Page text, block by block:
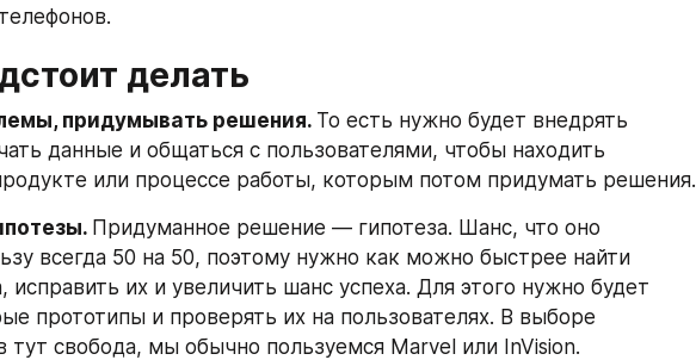
делать
придумывать решения. То есть нужно будет внедрять
данные и общаться с пользователями, чтобы находить
или процессе работы, которым потом придумать решения.
Придуманное решение — гипотеза. Шанс, что оно
всегда 50 на 50, поэтому нужно как можно быстрее найти
исправить их и увеличить шанс успеха. Для этого нужно будет
прототипы и проверять их на пользователях. В выборе
тут свобода, мы обычно пользуемся Marvel или InVision.